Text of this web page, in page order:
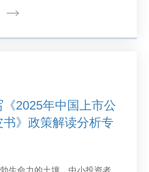
2025年中国上市公
》政策解读分析专